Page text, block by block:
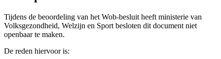
Tijdens de beoordeling van het Wob-besluit heeft ministerie van
Volksgezondheid, Welzijn en Sport besloten dit document niet
openbaar te maken.
De reden hiervoor is: